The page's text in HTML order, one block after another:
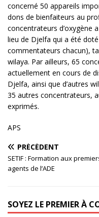
concerné 50 appareils
dons de bienfaiteurs au
concentrateurs d’oxygène
lieu de Djelfa qui a été
commentateurs chacun),
wilaya. Par ailleurs, 65
actuellement en cours de
Djelfa, ainsi que d’autres
35 autres concentrateurs,
exprimés.
APS
PRÉCÉDENT
SETIF : Formation aux
agents de l’ADE
SOYEZ LE PREMIER À